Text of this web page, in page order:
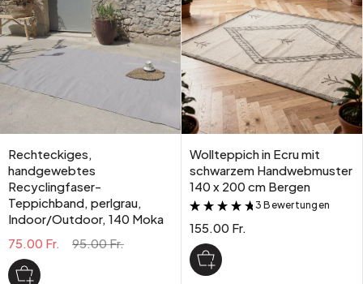
Rechteckiges,
handgewebtes
Recyclingfaser-
Teppichband, perlgrau,
Indoor/Outdoor, 140 Moka
75.00 Fr.
95.00 Fr.
Wollteppich in Ecru mit
schwarzem Handwebmuster
140 x 200 cm Bergen
&
3 Bewertungen
155.00 Fr.